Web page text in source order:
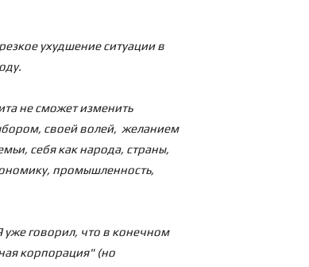
ухудшение ситуации в
не сможет изменить
своей волей, желанием
себя как народа, страны,
промышленность,
уже говорил, что в конечном
корпорация" (но